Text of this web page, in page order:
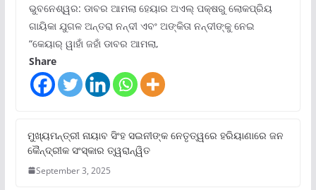
ଭୁବନେଶ୍ୱର: ଡାବର ଆମଲା ହେୟାର ଅଏଲ୍ ପକ୍ଷରୁ ଲୋକପ୍ରିୟ
ଗାୟିକା ଯୁଗଳ ଅନ୍ତରା ନନ୍ଦୀ ଏବଂ ଅଙ୍କିତା ନନ୍ଦୀଙ୍କୁ ନେଇ
“କେୟାର୍ ୱାହାଁ ଜହାଁ ଡାବର ଆମଲା,
Share
ମୁଖ୍ୟମନ୍ତ୍ରୀ ନାୟାବ ସିଂହ ସଇନୀଙ୍କ ନେତୃତ୍ୱରେ ହରିୟାଣାରେ ଜନ
କୈନ୍ଦ୍ରୀକ ସଂସ୍କାର ତ୍ୱରାନ୍ୱିତ
September 3, 2025